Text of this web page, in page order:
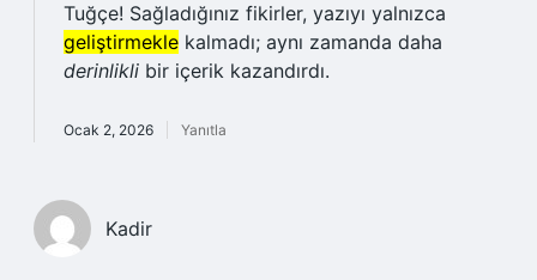
Tuğçe! Sağladığınız fikirler, yazıyı yalnızca
geliştirmekle kalmadı; aynı zamanda daha
derinlikli bir içerik kazandırdı.
Ocak 2, 2026 Yanıtla
Kadir